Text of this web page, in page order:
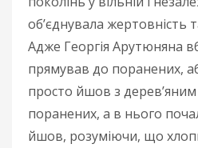
об’єднувала жертовність
Адже Георгія Арутюняна
прямував до поранених,
просто йшов з
поранених, а в нього
йшов, розуміючи, що